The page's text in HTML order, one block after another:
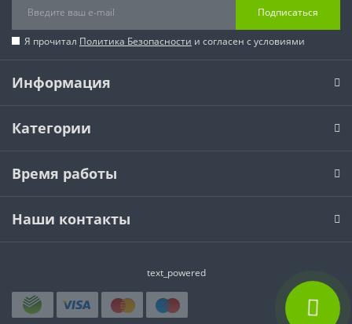
Подписаться
Я прочитал Политика Безопасности и согласен с условиями
Информация
Категории
Время работы
Наши контакты
text_powered